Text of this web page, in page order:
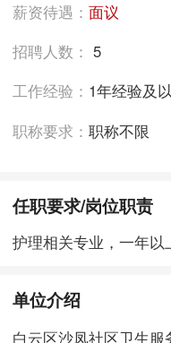
薪资待遇：面议
招聘人数：5
工作经验： 1年经验及
职称要求：职称不限
任职要求/岗位职责
护理相关专业，一年以
单位介绍
白云区沙凤社区卫生